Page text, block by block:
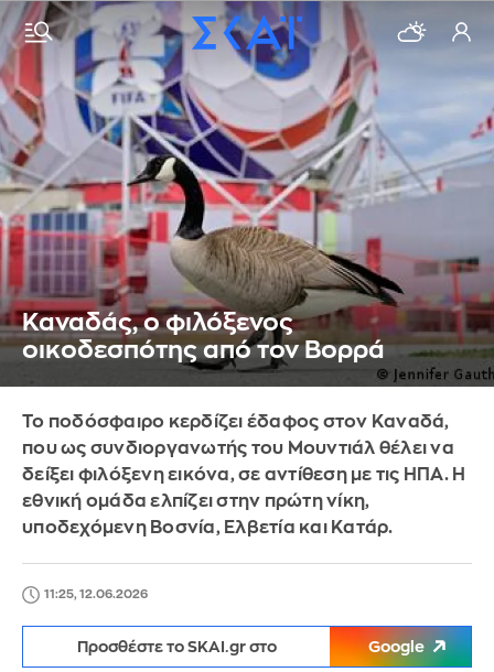
Καναδάς, ο φιλόξενος
οικοδεσπότης από τον Βορρά
Το ποδόσφαιρο κερδίζει έδαφος στον Καναδά,
που ως συνδιοργανωτής του Μουντιάλ θέλει να
δείξει φιλόξενη εικόνα, σε αντίθεση με τις ΗΠΑ. Η
εθνική ομάδα ελπίζει στην πρώτη νίκη,
υποδεχόμενη Βοσνία, Ελβετία και Κατάρ.
11:25, 12.06.2026
Προσθέστε το SKAI.gr στο Google